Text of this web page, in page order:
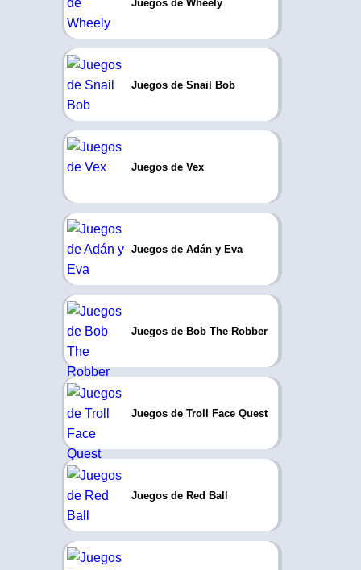
Juegos de Wheely
Juegos de Snail Bob
Juegos de Vex
Juegos de Adán y Eva
Juegos de Bob The Robber
Juegos de Troll Face Quest
Juegos de Red Ball